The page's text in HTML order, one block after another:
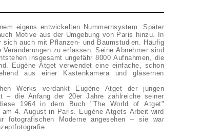
eigens entwickelten Nummernsystem. Später
Motive aus der Umgebung von Paris hinzu. In
auch mit Pflanzen- und Baumstudien. Häufig
zu erfassen. Seine Abnehmer sind
insgesamt ungefähr 8000 Aufnahmen, die
Eugène Atget verwendet eine einfache, schon
aus einer Kastenkamera und gläsernen
Werks verdankt Eugène Atget der jungen
– die Anfang der 20er Jahre zahlreiche seiner
1964 in dem Buch "The World of Atget"
4. August in Paris. Eugène Atgets Arbeit wird
fotografischen Moderne angesehen – sie war